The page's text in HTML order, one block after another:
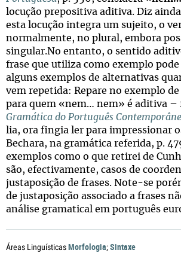
locução prepositiva aditiva. Diz
esta locução integra um sujeito, o
normalmente, no plural, embora
singular.No entanto, o sentido
frase que utiliza como exemplo
alguns exemplos de alternativas
vem repetida: Repare no exemplo
para quem «nem… nem» é aditiva –
Gramática do Português
lia, ora fingia ler para impressionar
Bechara, na gramática referida, p.
exemplos como o que retirei de
são, efectivamente, casos de
justaposição de frases. Note-se
de justaposição associado a frases
análise gramatical em português
Áreas LinguísticasMorfologia;Sintaxe